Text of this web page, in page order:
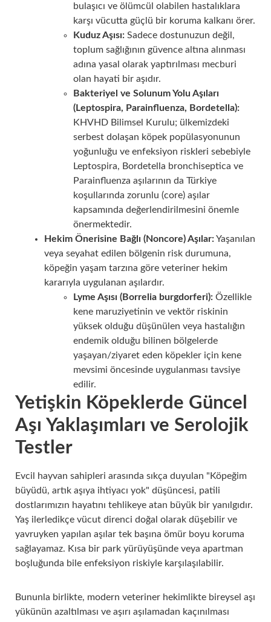
bulaşıcı ve ölümcül olabilen hastalıklara
karşı vücutta güçlü bir koruma kalkanı örer.
Kuduz Aşısı: Sadece dostunuzun değil,
toplum sağlığının güvence altına alınması
adına yasal olarak yaptırılması mecburi
olan hayati bir aşıdır.
Bakteriyel ve Solunum Yolu Aşıları
(Leptospira, Parainfluenza, Bordetella):
KHVHD Bilimsel Kurulu; ülkemizdeki
serbest dolaşan köpek popülasyonunun
yoğunluğu ve enfeksiyon riskleri sebebiyle
Leptospira, Bordetella bronchiseptica ve
Parainfluenza aşılarının da Türkiye
koşullarında zorunlu (core) aşılar
kapsamında değerlendirilmesini önemle
önermektedir.
Hekim Önerisine Bağlı (Noncore) Aşılar:Yaşanılan
veya seyahat edilen bölgenin risk durumuna,
köpeğin yaşam tarzına göre veteriner hekim
kararıyla uygulanan aşılardır.
Lyme Aşısı (Borrelia burgdorferi): Özellikle
kene maruziyetinin ve vektör riskinin
yüksek olduğu düşünülen veya hastalığın
endemik olduğu bilinen bölgelerde
yaşayan/ziyaret eden köpekler için kene
mevsimi öncesinde uygulanması tavsiye
edilir.
Yetişkin Köpeklerde Güncel
Aşı Yaklaşımları ve Serolojik
Testler
Evcil hayvan sahipleri arasında sıkça duyulan "Köpeğim
büyüdü, artık aşıya ihtiyacı yok" düşüncesi, patili
dostlarımızın hayatını tehlikeye atan büyük bir yanılgıdır.
Yaş ilerledikçe vücut direnci doğal olarak düşebilir ve
yavruyken yapılan aşılar tek başına ömür boyu koruma
sağlayamaz. Kısa bir park yürüyüşünde veya apartman
boşluğunda bile enfeksiyon riskiyle karşılaşılabilir.
Bununla birlikte, modern veteriner hekimlikte bireysel aşı
yükünün azaltılması ve aşırı aşılamadan kaçınılması